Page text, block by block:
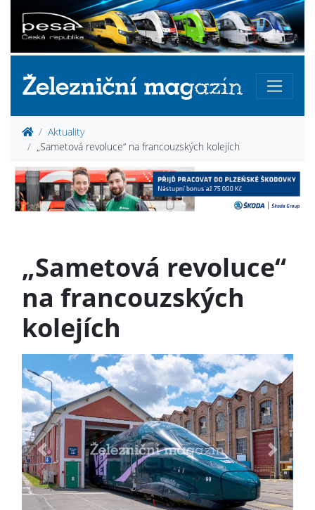
Aktuality
„Sametová revoluce“ na francouzských kolejích
„Sametová revoluce“
na francouzských
kolejích
Previous Next